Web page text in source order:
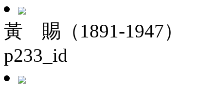
黃 賜（1891-1947）
p233_id